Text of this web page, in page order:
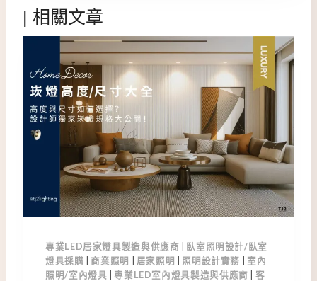
| 相關文章
專業LED居家燈具製造與供應商
臥室照明設計/臥室
燈具採購
商業照明 居家照明 照明設計實務
室內
照明/室內燈具 |專業LED室內燈具製造與供應商
客